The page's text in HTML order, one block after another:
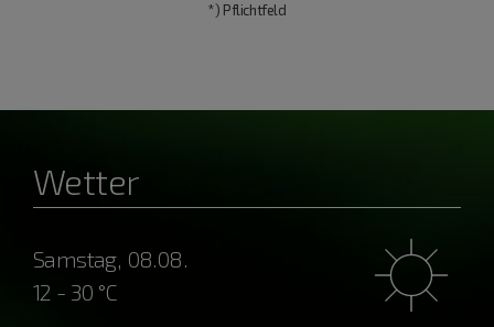
*) Pflichtfeld
Wetter
Samstag, 08.08.
12 - 30 °C